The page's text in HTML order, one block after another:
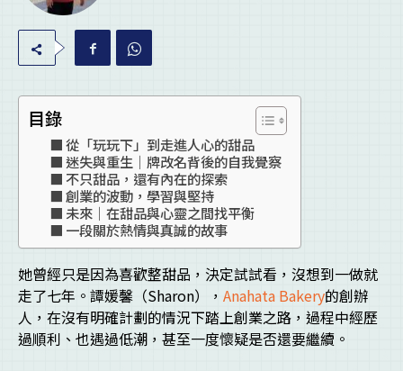
目錄
從「玩玩下」到走進人心的甜品
迷失與重生｜牌改名背後的自我覺察
不只甜品，還有內在的探索
創業的波動，學習與堅持
未來｜在甜品與心靈之間找平衡
一段關於熱情與真誠的故事
她曾經只是因為喜歡整甜品，決定試試看，沒想到一做就
走了七年。譚媛馨（Sharon）， Anahata Bakery的創辦
人，在沒有明確計劃的情況下踏上創業之路，過程中經歷
過順利、也遇過低潮，甚至一度懷疑是否還要繼續。